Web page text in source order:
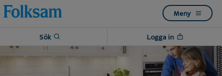
Till
navigation
Till
innehåll
Meny
Sök Logga in